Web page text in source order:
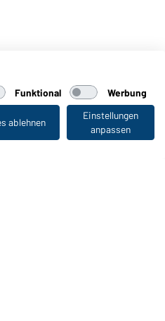
Funktional
Werbung
ablehnen
Einstellungen
anpassen